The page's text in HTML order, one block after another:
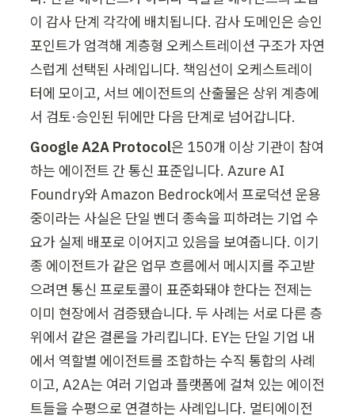
이 감사 단계 각각에 배치됩니다. 감사 도메인은 승인
포인트가 엄격해 계층형 오케스트레이션 구조가 자연
스럽게 선택된 사례입니다. 책임선이 오케스트레이
터에 모이고, 서브 에이전트의 산출물은 상위 계층에
서 검토·승인된 뒤에만 다음 단계로 넘어갑니다.
Google A2A Protocol은 150개 이상 기관이 참여
하는 에이전트 간 통신 표준입니다. Azure AI
Foundry와 Amazon Bedrock에서 프로덕션 운용
중이라는 사실은 단일 벤더 종속을 피하려는 기업 수
요가 실제 배포로 이어지고 있음을 보여줍니다. 이기
종 에이전트가 같은 업무 흐름에서 메시지를 주고받
으려면 통신 프로토콜이 표준화돼야 한다는 전제는
이미 현장에서 검증됐습니다. 두 사례는 서로 다른 층
위에서 같은 결론을 가리킵니다. EY는 단일 기업 내
에서 역할별 에이전트를 조합하는 수직 통합의 사례
이고, A2A는 여러 기업과 플랫폼에 걸쳐 있는 에이전
트들을 수평으로 연결하는 사례입니다. 멀티에이전